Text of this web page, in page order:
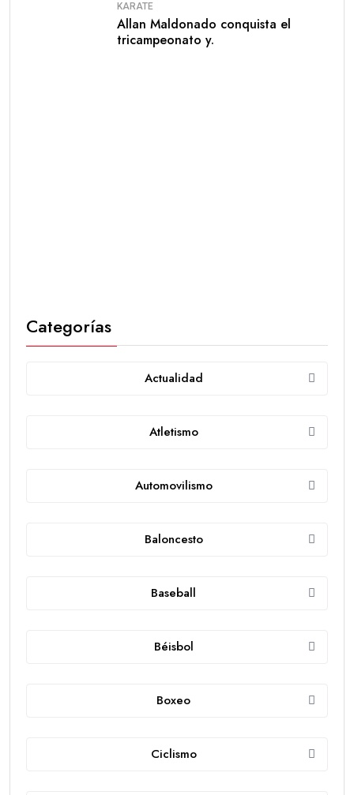
KARATE
Allan Maldonado conquista el
tricampeonato y.
Categorías
Actualidad
Atletismo
Automovilismo
Baloncesto
Baseball
Béisbol
Boxeo
Ciclismo